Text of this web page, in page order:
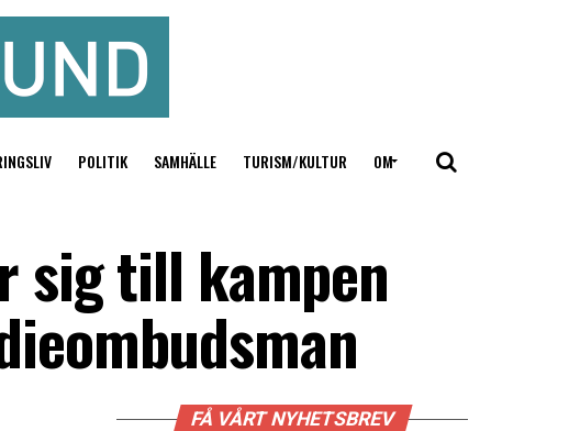
POLITIK SAMHÄLLE TURISM/KULTUR OM
sig till kampen
FÅ VÅRT NYHETSBREV